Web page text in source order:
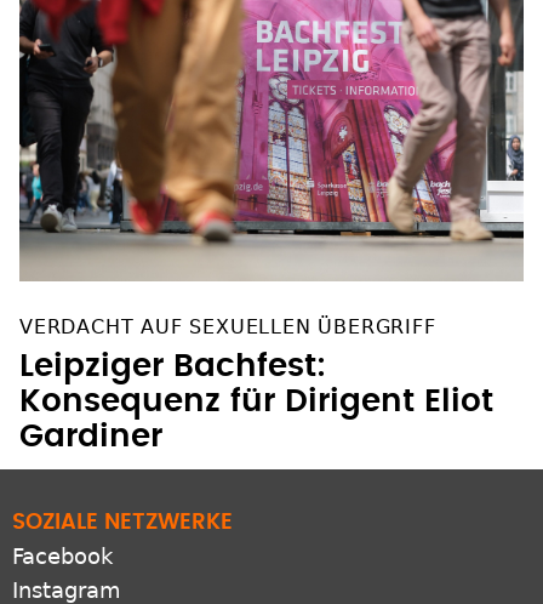
VERDACHT AUF SEXUELLEN ÜBERGRIFF
Leipziger Bachfest:
Konsequenz für Dirigent Eliot
Gardiner
SOZIALE NETZWERKE
Facebook
Instagram